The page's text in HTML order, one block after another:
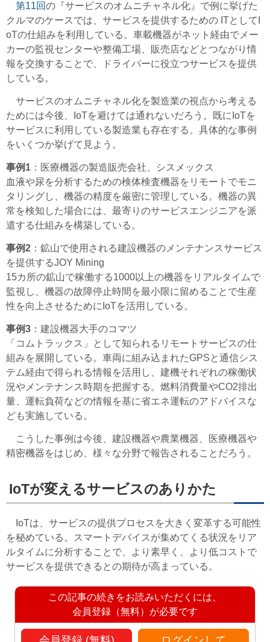
第11回の『サービスのオムニチャネル化』で例に挙げた
クルマのケースでは、サービスを提供するための ITとしてI
oTの仕組みを利用している。車載機器がネット経由でメー
カーの監視センターや整備工場、販売店などとつながり情
報を交換することで、ドライバーに役立つサービスを提供
している。
サービスのオムニチャネル化を製造業の視点から考える
ためには今後、IoTを避けては通れないだろう。既にIoTを
サービスに利用している製造業も存在する。具体的な事例
をいくつか挙げて見よう。
事例1 ：医療機器の製造販売会社、シスメックス
血液や尿を分析するための検体検査機器をリモートでモニ
タリングし、機器の精度を厳密に管理している。機器の異
常を検知した場合には、最寄りのサービスエンジニアを派
遣する仕組みを構築している。
事例2 ：鉱山で使用される建設機器のメンテナンスサービス
を提供するJOY Mining
15カ所の鉱山で稼働する1000以上の機器をリアルタイムで
監視し、機器の故障停止時間を最小限に留めることで生産
性を向上させるためにIoTを活用している。
事例3 ：建設機器大手のコマツ
「コムトラックス」として知られるリモートサービスの仕
組みを展開している。車両に組み込まれたGPSと通信シス
テム経由で得られる情報を活用し、建機それぞれの稼働状
況やメンテナンス時期を把握する。燃料消費量やCO2排出
量、運転負荷などの情報を基に省エネ運転のアドバイスな
ども実施している。
こうした事例は今後、建設機器や農業機器、医療機器や
精密機器をはじめ、様々な分野で報告されることだろう。
IoTが変えるサービスのありかた
IoTは、サービスの提供プロセスを大きく変革する可能性
を秘めている。スマートデバイスが集めてくる状況をリア
ルタイムに分析することで、より素早く、より低コストで
サービスを提供できるとの期待が高まっている。
この記事の続きをお読みいただくには、
会員登録（無料）が必要です